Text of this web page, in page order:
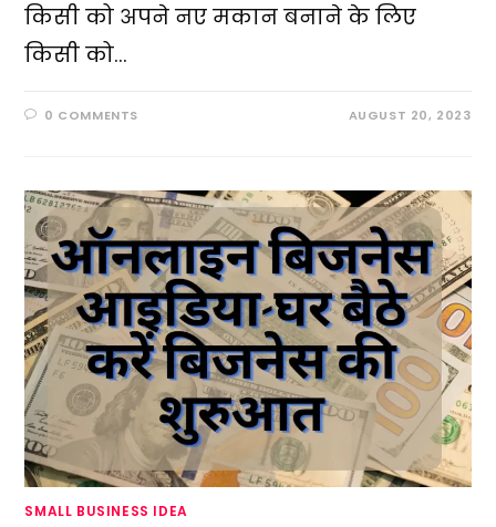
किसी को अपने नए मकान बनाने के लिए
किसी को…
0 COMMENTS AUGUST 20, 2023
SMALL BUSINESS IDEA